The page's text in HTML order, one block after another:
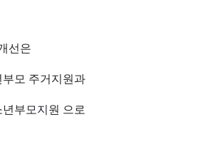
선은
모 주거지원과
부모지원 으로